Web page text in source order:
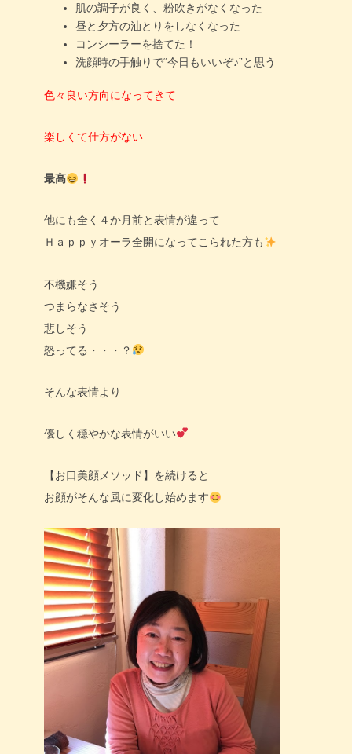
肌の調子が良く、粉吹きがなくなった
昼と夕方の油とりをしなくなった
コンシーラーを捨てた！
洗顔時の手触りで“今日もいいぞ♪”と思う
色々良い方向になってきて
楽しくて仕方がない
最高
他にも全く４か月前と表情が違って
Ｈａｐｐｙオーラ全開になってこられた方も
不機嫌そう
つまらなさそう
悲しそう
怒ってる・・・？
そんな表情より
優しく穏やかな表情がいい
【お口美顔メソッド】を続けると
お顔がそんな風に変化し始めます